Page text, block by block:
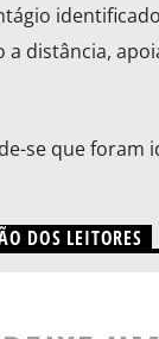
a distância,
se que foram
DOS LEITORES